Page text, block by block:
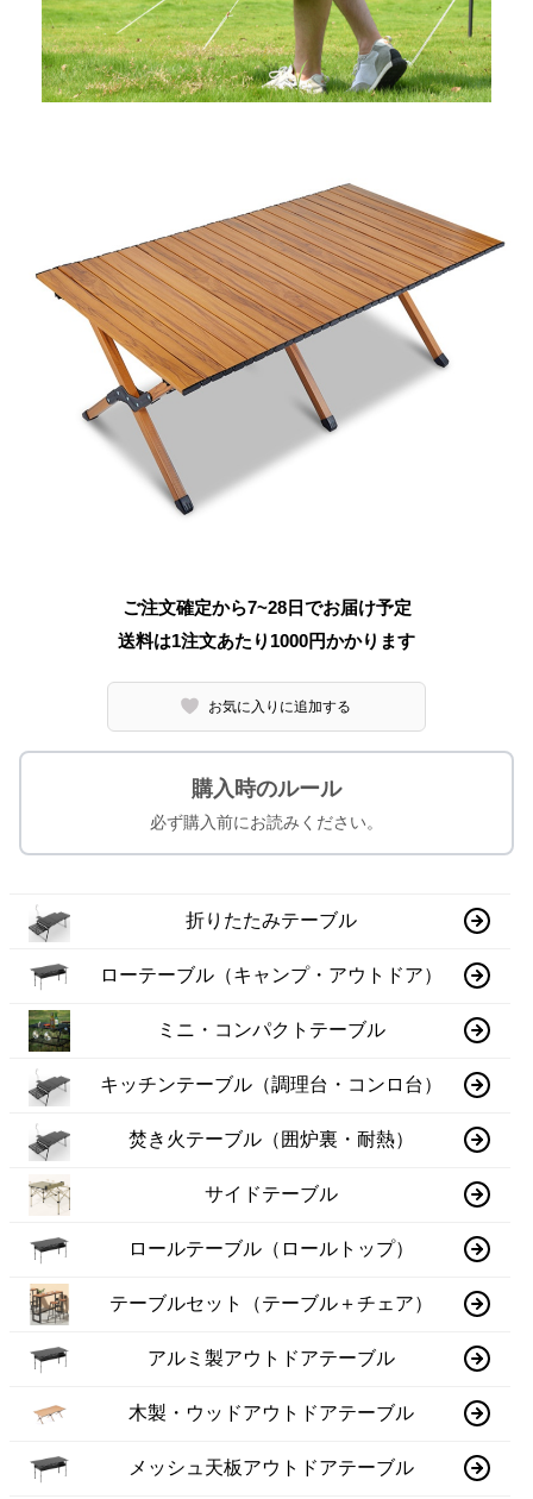
ご注文確定から7~28日でお届け予定
送料は1注文あたり 1000円かかります
お気に入りに追加する
購入時のルール
必ず購入前にお読みください。
折りたたみテーブル
ローテーブル（キャンプ・アウトドア）
ミニ・コンパクトテーブル
キッチンテーブル（調理台・コンロ台）
焚き火テーブル（囲炉裏・耐熱）
サイドテーブル
ロールテーブル（ロールトップ）
テーブルセット（テーブル＋チェア）
アルミ製アウトドアテーブル
木製・ウッドアウトドアテーブル
メッシュ天板アウトドアテーブル